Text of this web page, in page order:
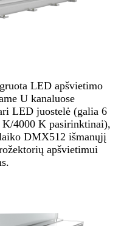
LED apšvietimo
U kanaluose
LED juostelė (galia 6
K/4000 K pasirinktinai),
DMX512 išmanųjį
apšvietimui